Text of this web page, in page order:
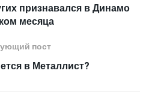
признавался в Динамо
месяца
пост
в Металлист?